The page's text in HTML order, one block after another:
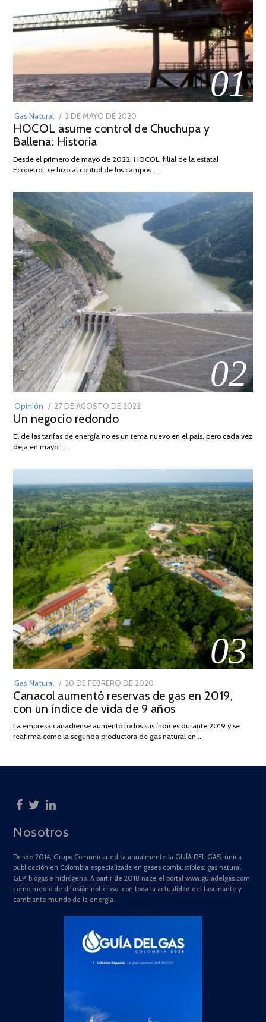
01
Gas Natural
POSTED
ON
2 DE MAYO DE 2020
DE
2026
HOCOL asume control de Chuchupa y
Ballena: Historia
Desde el primero de mayo de 2022, HOCOL, filial de la estatal
Ecopetrol, se hizo al control de los campos …
02
Opinión
POSTED
ON
27 DE AGOSTO DE 2022
DE
Un negocio redondo
El de las tarifas de energía no es un tema nuevo en el país, pero cada vez
deja en mayor …
03
Gas Natural
POSTED
ON
20 DE FEBRERO DE 2020
DE
JULIO
2025
Canacol aumentó reservas de gas en 2019,
con un índice de vida de 9 años
La empresa canadiense aumentó todos sus índices durante 2019 y se
reafirma como la segunda productora de gas natural en …
Nosotros
Desde 2014, Grupo Comunicar edita anualmente la GUÍA DEL GAS, única
publicación en Colombia especializada en gases combustibles: gas natural,
GLP, biogás e hidrógeno. A partir de 2018 nace el portal www.guiadelgas.com
como medio de difusión noticioso, con toda la actualidad del fascinante y
cambiante mundo de la energía.